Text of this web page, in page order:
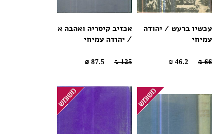
עכשיו ברעש / יהודה
עמיחי
66 ₪
אכזיב קיסריה ואהבה א
/ יהודה עמיחי
125 ₪